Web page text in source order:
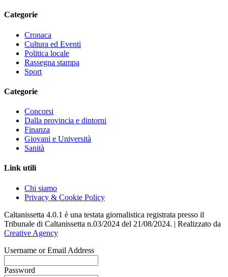
Categorie
Cronaca
Cultura ed Eventi
Politica locale
Rassegna stampa
Sport
Categorie
Concorsi
Dalla provincia e dintorni
Finanza
Giovani e Università
Sanità
Link utili
Chi siamo
Privacy & Cookie Policy
Caltanissetta 4.0.1 è una testata giornalistica registrata presso il
Tribunale di Caltanissetta n.03/2024 del 21/08/2024. | Realizzato da
Creative Agency
Username or Email Address
Password